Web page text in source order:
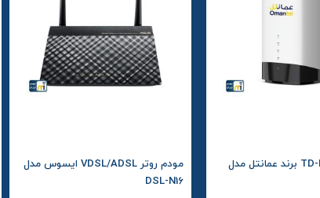
مودم TD-LTE/5G برند عمانتل مدل
مودم روتر VDSL/ADSL ایسوس مدل
DSL-N16